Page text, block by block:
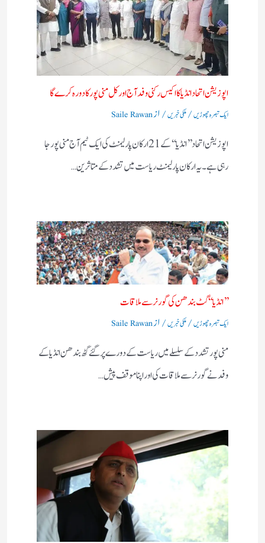
اپوزیشن اتحاد انڈیا کا اکیس رکنی وفد آج اور کل منی پور کا دورہ کرے گا
ایک تبصرہ چھوڑیں/ملکی خبریں/ ازSaile Rawan
اپوزیشن اتحاد ’’ انڈیا‘‘ کے 21 ارکان پارلیمنٹ کی ایک ٹیم آج منی پور جا
رہی ہے۔ یہ ارکان پارلیمنٹ ریاست میں تشدد کے متاثرین…
’’ انڈیا‘‘ گٹ بندھن کی گورنر سے ملاقات
ایک تبصرہ چھوڑیں/ملکی خبریں/ ازSaile Rawan
منی پور تشدد کے سلسلے میں ریاست کے دورے پر گئے گٹھ بندھن انڈیا کے
وفد نے گورنر سے ملاقات کی اور اپنا موقف پیش…